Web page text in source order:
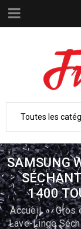
SAMSUNG
1400
Accueil › Gros
Lave-Linge